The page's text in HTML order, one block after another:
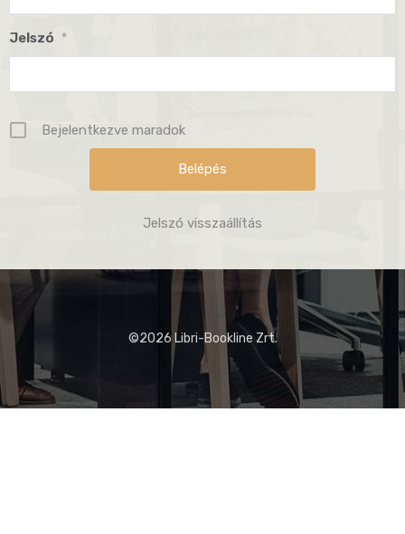
Jelszó *
Bejelentkezve maradok
Jelszó visszaállítás
©2026 Libri-Bookline Zrt.